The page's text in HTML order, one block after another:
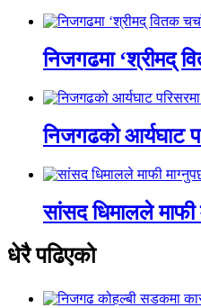
निजगढमा ‘श्रीमद्
निजगढको आर्यघाट
सांसद धिमालले
धेरै पढिएको